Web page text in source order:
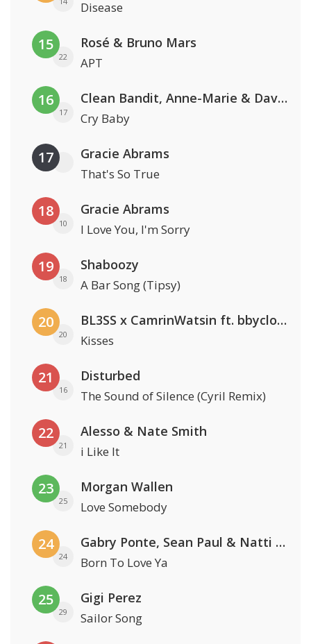
Disease
15
22
Rosé & Bruno Mars
APT
16
17
Clean Bandit, Anne-Marie & David Guetta
Cry Baby
17 Gracie Abrams
That's So True
18
10
Gracie Abrams
I Love You, I'm Sorry
19
18
Shaboozy
A Bar Song (Tipsy)
20
20
BL3SS x CamrinWatsin ft. bbyclose
Kisses
21
16
Disturbed
The Sound of Silence (Cyril Remix)
22
21
Alesso & Nate Smith
i Like It
23
25
Morgan Wallen
Love Somebody
24
24
Gabry Ponte, Sean Paul & Natti Natasha
Born To Love Ya
25
29
Gigi Perez
Sailor Song